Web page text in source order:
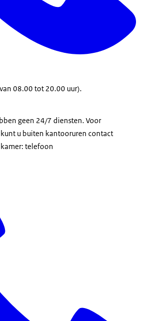
08.00 tot 20.00 uur).
geen 24/7 diensten. Voor
u buiten kantooruren contact
telefoon